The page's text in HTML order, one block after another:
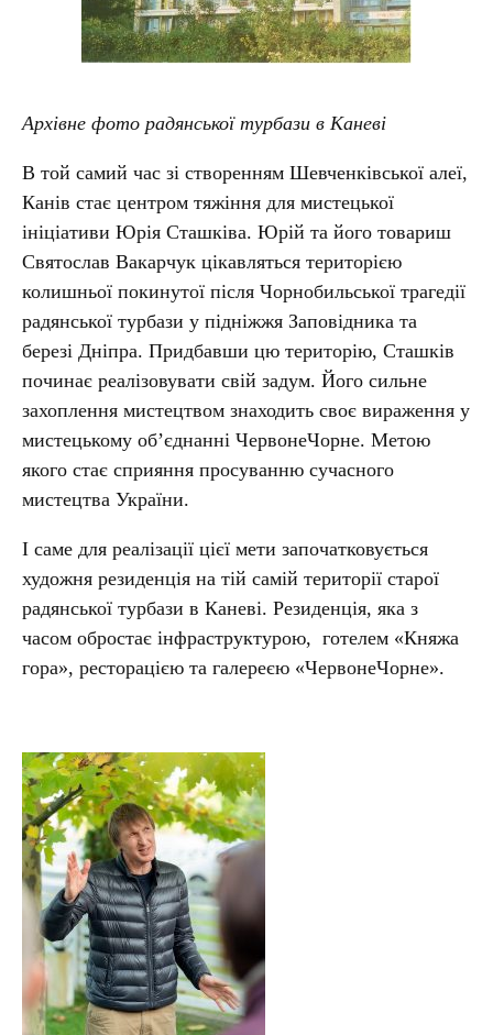
Архівне фото радянської турбази в Каневі
В той самий час зі створенням Шевченківської алеї,
Канів стає центром тяжіння для мистецької
ініціативи Юрія Сташківа. Юрій та його товариш
Святослав Вакарчук цікавляться територією
колишньої покинутої після Чорнобильської трагедії
радянської турбази у підніжжя Заповідника та
березі Дніпра. Придбавши цю територію, Сташків
починає реалізовувати свій задум. Його сильне
захоплення мистецтвом знаходить своє вираження у
мистецькому об’єднанні ЧервонеЧорне. Метою
якого стає сприяння просуванню сучасного
мистецтва України.
І саме для реалізації цієї мети започатковується
художня резиденція на тій самій території старої
радянської турбази в Каневі. Резиденція, яка з
часом обростає інфраструктурою, готелем «Княжа
гора», ресторацією та галереєю «ЧервонеЧорне».